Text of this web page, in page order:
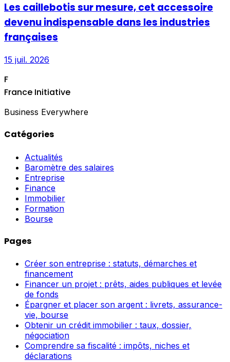
Les caillebotis sur mesure, cet accessoire
devenu indispensable dans les industries
françaises
15 juil. 2026
F
France Initiative
Business Everywhere
Catégories
Actualités
Baromètre des salaires
Entreprise
Finance
Immobilier
Formation
Bourse
Pages
Créer son entreprise : statuts, démarches et
financement
Financer un projet : prêts, aides publiques et levée
de fonds
Épargner et placer son argent : livrets, assurance-
vie, bourse
Obtenir un crédit immobilier : taux, dossier,
négociation
Comprendre sa fiscalité : impôts, niches et
déclarations